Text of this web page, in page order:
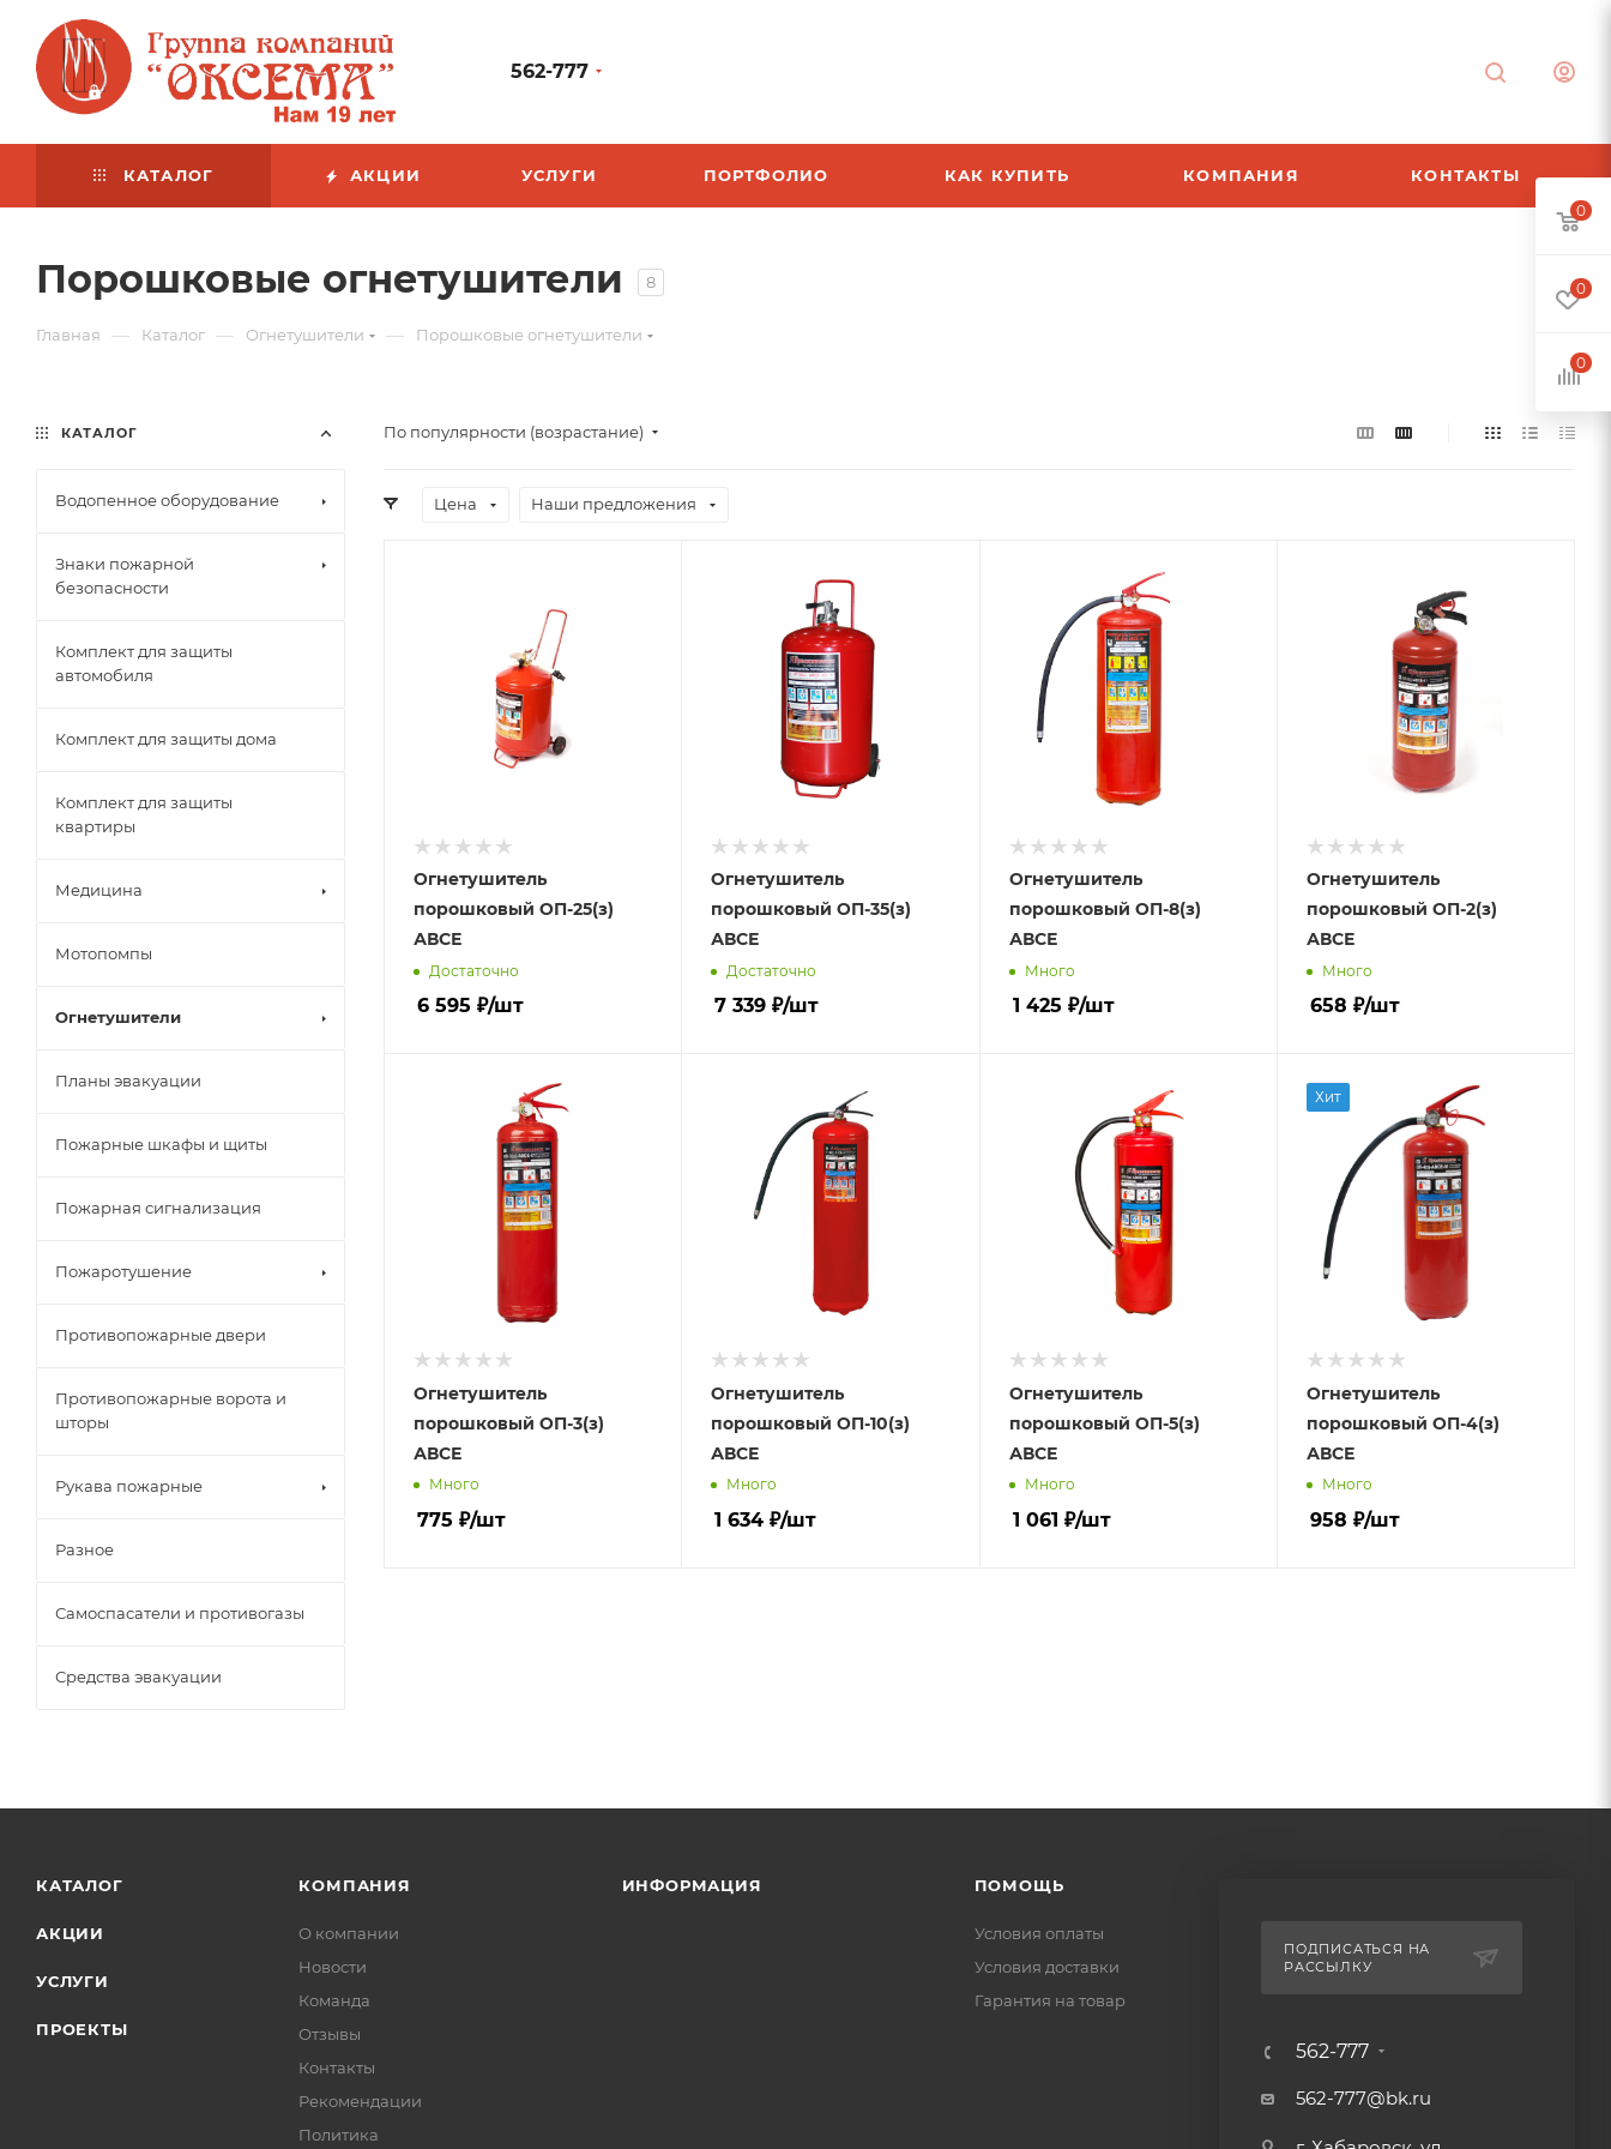
562-777
КАТАЛОГ АКЦИИ УСЛУГИ ПОРТФОЛИО КАК КУПИТЬ КОМПАНИЯ КОНТАКТЫ
Порошковые огнетушители 8
Главная — Каталог — Огнетушители — Порошковые огнетушители
По популярности (возрастание)
Цена Наши предложения
Огнетушитель
порошковый ОП-25(з)
АВСЕ
Достаточно
6 595 ₽/шт
Огнетушитель
порошковый ОП-35(з)
АВСЕ
Достаточно
7 339 ₽/шт
Огнетушитель
порошковый ОП-8(з)
АВСЕ
Много
1 425 ₽/шт
Огнетушитель
порошковый ОП-2(з)
АВСЕ
Много
658 ₽/шт
Огнетушитель
порошковый ОП-3(з)
АВСЕ
Много
775 ₽/шт
Огнетушитель
порошковый ОП-10(з)
АВСЕ
Много
1 634 ₽/шт
Огнетушитель
порошковый ОП-5(з)
АВСЕ
Много
1 061 ₽/шт
Хит
Огнетушитель
порошковый ОП-4(з)
АВСЕ
Много
958 ₽/шт
КАТАЛОГ
Водопенное оборудование
Знаки пожарной
безопасности
Комплект для защиты
автомобиля
Комплект для защиты дома
Комплект для защиты
квартиры
Медицина
Мотопомпы
Огнетушители
Планы эвакуации
Пожарные шкафы и щиты
Пожарная сигнализация
Пожаротушение
Противопожарные двери
Противопожарные ворота и
шторы
Рукава пожарные
Разное
Самоспасатели и противогазы
Средства эвакуации
КАТАЛОГ
АКЦИИ
УСЛУГИ
ПРОЕКТЫ
КОМПАНИЯ
О компании
Новости
Команда
Отзывы
Контакты
Рекомендации
Политика
ИНФОРМАЦИЯ ПОМОЩЬ
Условия оплаты
Условия доставки
Гарантия на товар
ПОДПИСАТЬСЯ НА
РАССЫЛКУ
562-777
562-777@bk.ru
0
0
0